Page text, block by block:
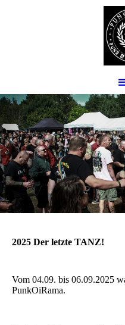
2025 Der letzte TANZ!
Vom 04.09. bis 06.09.2025
PunkOiRama.